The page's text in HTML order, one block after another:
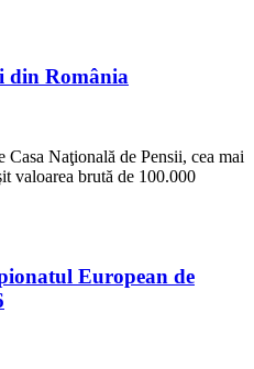
din România
Naţională de Pensii, cea mai
valoarea brută de 100.000
European de